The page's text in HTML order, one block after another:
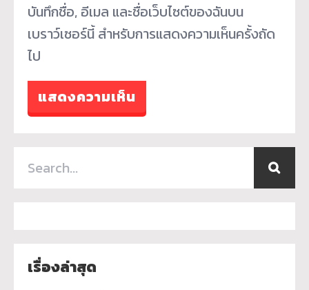
บันทึกชื่อ, อีเมล และชื่อเว็บไซต์ของฉันบน
เบราว์เซอร์นี้ สำหรับการแสดงความเห็นครั้งถัด
ไป
เรื่องล่าสุด